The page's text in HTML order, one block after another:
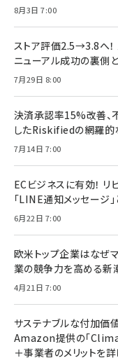
8月3日 7:00
ストア評価2.5→3.8へ！
ニューアル成功の裏側
7月29日 8:00
決済承認率15%改善、
したRiskifiedの網羅的
7月14日 7:00
ECビジネスに有効！
「LINE通知メッセージ」
6月22日 7:00
欧米トップ企業はなぜ
業の競争力を高める新
4月21日 7:00
サステナブルな付加価
Amazon提供の「
＋事業者のメリットを